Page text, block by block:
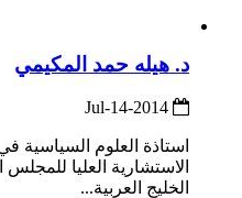
د. هيله حمد المكيمي
استاذة العلوم السياسية
الاستشارية العليا
الخليج العربية...